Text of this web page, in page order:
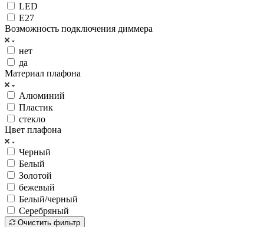
LED
Е27
Возможность подключения диммера
нет
да
Материал плафона
Алюминий
Пластик
стекло
Цвет плафона
Черный
Белый
Золотой
бежевый
Белый/черный
Серебряный
Очистить фильтр